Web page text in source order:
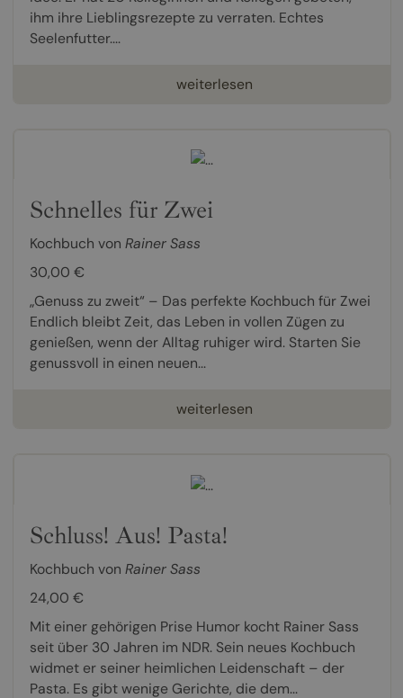
ihm ihre Lieblingsrezepte zu verraten. Echtes
Seelenfutter....
weiterlesen
Schnelles für Zwei
Kochbuch von Rainer Sass
30,00 €
„Genuss zu zweit“ – Das perfekte Kochbuch für Zwei
Endlich bleibt Zeit, das Leben in vollen Zügen zu
genießen, wenn der Alltag ruhiger wird. Starten Sie
genussvoll in einen neuen...
weiterlesen
Schluss! Aus! Pasta!
Kochbuch von Rainer Sass
24,00 €
Mit einer gehörigen Prise Humor kocht Rainer Sass
seit über 30 Jahren im NDR. Sein neues Kochbuch
widmet er seiner heimlichen Leidenschaft – der
Pasta. Es gibt wenige Gerichte, die dem...